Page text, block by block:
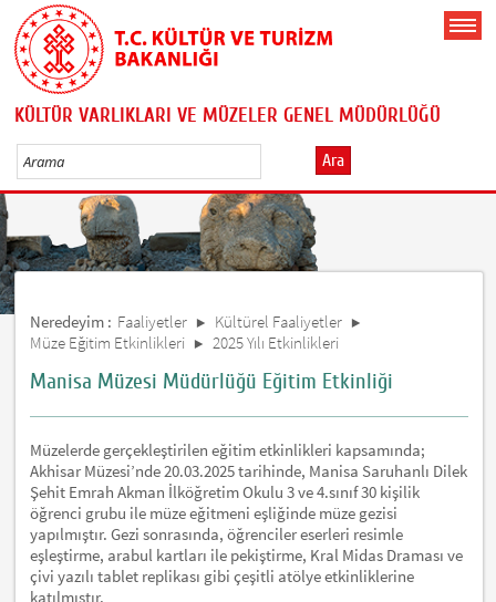
KÜLTÜR VARLIKLARI VE MÜZELER GENEL MÜDÜRLÜĞÜ
Ara
Neredeyim : Faaliyetler
Kültürel Faaliyetler
Müze Eğitim Etkinlikleri
2025 Yılı Etkinlikleri
Manisa Müzesi Müdürlüğü Eğitim Etkinliği
Müzelerde gerçekleştirilen eğitim etkinlikleri kapsamında;
Akhisar Müzesi’nde 20.03.2025 tarihinde, Manisa Saruhanlı Dilek
Şehit Emrah Akman İlköğretim Okulu 3 ve 4.sınıf 30 kişilik
öğrenci grubu ile müze eğitmeni eşliğinde müze gezisi
yapılmıştır. Gezi sonrasında, öğrenciler eserleri resimle
eşleştirme, arabul kartları ile pekiştirme, Kral Midas Draması ve
çivi yazılı tablet replikası gibi çeşitli atölye etkinliklerine
katılmıştır.